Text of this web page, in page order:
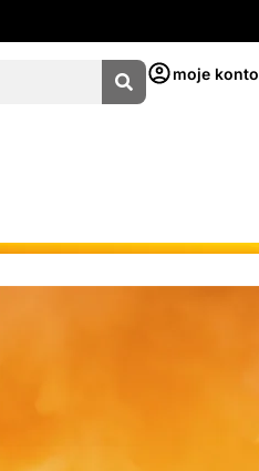
moje konto